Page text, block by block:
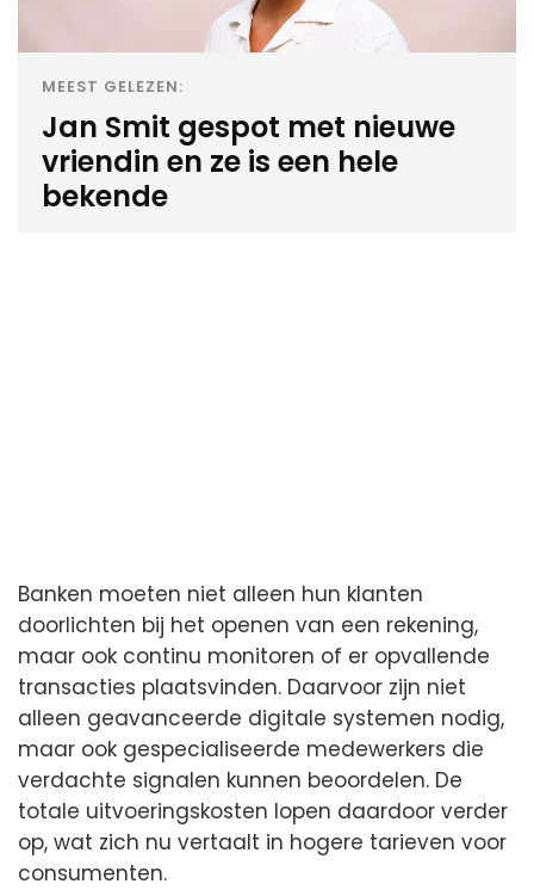
MEEST GELEZEN:
Jan Smit gespot met nieuwe
vriendin en ze is een hele
bekende
Banken moeten niet alleen hun klanten
doorlichten bij het openen van een rekening,
maar ook continu monitoren of er opvallende
transacties plaatsvinden. Daarvoor zijn niet
alleen geavanceerde digitale systemen nodig,
maar ook gespecialiseerde medewerkers die
verdachte signalen kunnen beoordelen. De
totale uitvoeringskosten lopen daardoor verder
op, wat zich nu vertaalt in hogere tarieven voor
consumenten.